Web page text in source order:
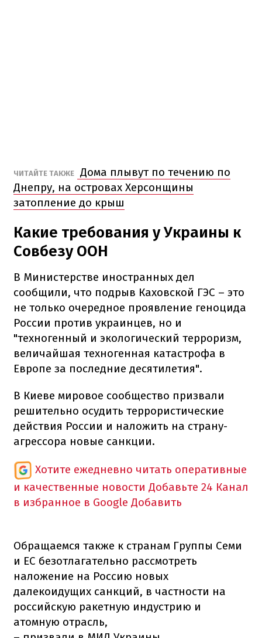
ЧИТАЙТЕ ТАКЖЕ
Дома плывут по течению по
Днепру, на островах Херсонщины
затопление до крыш
Какие требования у Украины к
Совбезу ООН
В Министерстве иностранных дел
сообщили, что подрыв Каховской ГЭС – это
не только очередное проявление геноцида
России против украинцев, но и
"техногенный и экологический терроризм,
величайшая техногенная катастрофа в
Европе за последние десятилетия".
В Киеве мировое сообщество призвали
решительно осудить террористические
действия России и наложить на страну-
агрессора новые санкции.
Хотите ежедневно читать оперативные
и качественные новости Добавьте 24 Канал
в избранное в Google Добавить
Обращаемся также к странам Группы Семи
и ЕС безотлагательно рассмотреть
наложение на Россию новых
далекоидущих санкций, в частности на
российскую ракетную индустрию и
атомную отрасль,